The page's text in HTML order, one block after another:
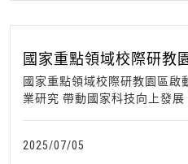
國家重點領域校際研教
才培育及產業研究 帶動
國家重點領域校際研教園區啟
業研究 帶動國家科技向上發展
2025/07/05